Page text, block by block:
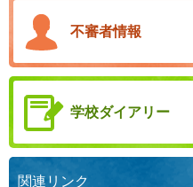
不審者情報
学校ダイアリー
関連リンク